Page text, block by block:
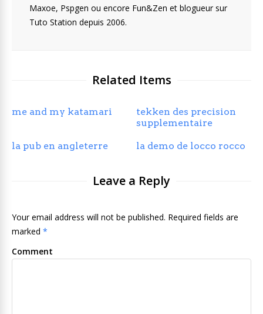
Maxoe, Pspgen ou encore Fun&Zen et blogueur sur
Tuto Station depuis 2006.
Related Items
me and my katamari
tekken des precision
supplementaire
la pub en angleterre la demo de locco rocco
Leave a Reply
Your email address will not be published. Required fields are
marked *
Comment